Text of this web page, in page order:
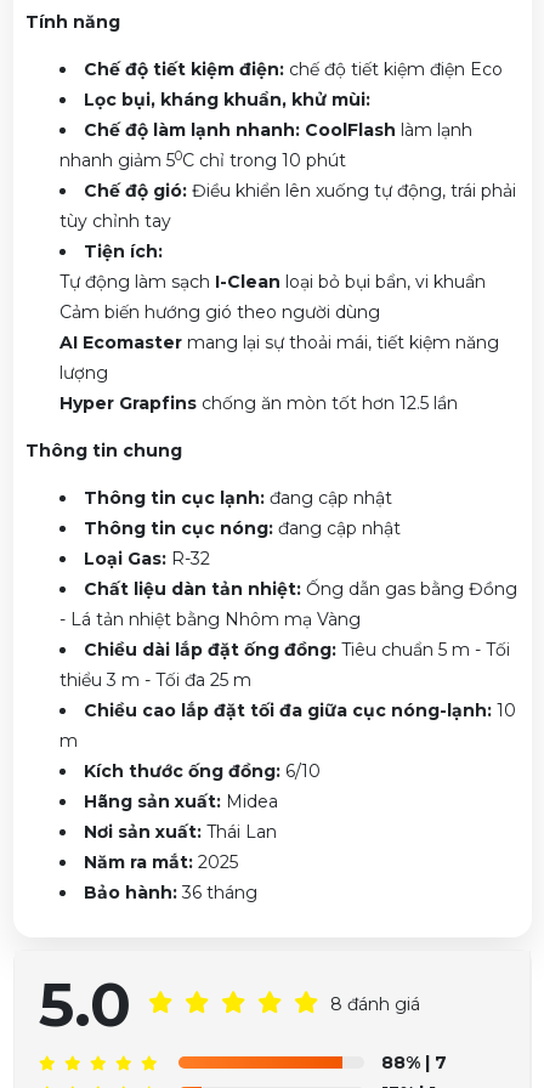
Tính năng
Chế độ tiết kiệm điện:chế độ tiết kiệm điện Eco
Lọc bụi, kháng khuẩn, khử mùi:
Chế độ làm lạnh nhanh: CoolFlash làm lạnh
nhanh giảm 50C chỉ trong 10 phút
Chế độ gió:Điều khiển lên xuống tự động, trái phải
tùy chỉnh tay
Tiện ích:
Tự động làm sạch I-Clean loại bỏ bụi bẩn, vi khuẩn
Cảm biến hướng gió theo người dùng
AI Ecomastermang lại sự thoải mái, tiết kiệm năng
lượng
Hyper Grapfinschống ăn mòn tốt hơn 12.5 lần
Thông tin chung
Thông tin cục lạnh:đang cập nhật
Thông tin cục nóng:đang cập nhật
Loại Gas:R-32
Chất liệu dàn tản nhiệt:Ống dẫn gas bằng Đồng
- Lá tản nhiệt bằng Nhôm mạ Vàng
Chiều dài lắp đặt ống đồng:Tiêu chuẩn 5 m - Tối
thiểu 3 m - Tối đa 25 m
Chiều cao lắp đặt tối đa giữa cục nóng-lạnh:10
m
Kích thước ống đồng:6/10
Hãng sản xuất:Midea
Nơi sản xuất:Thái Lan
Năm ra mắt:2025
Bảo hành:36 tháng
5.0 8 đánh giá
88% | 7